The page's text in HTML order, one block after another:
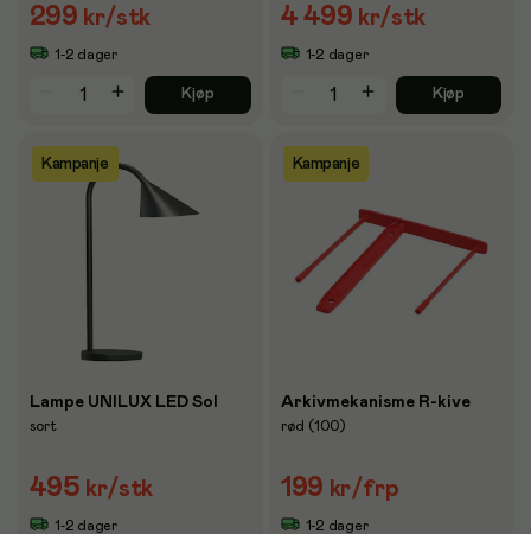
299 kr/stk
1-2 dager
Kjøp
4 499 kr/stk
1-2 dager
Kjøp
Kampanje
Lampe UNILUX LED Sol
sort
495 kr/stk
1-2 dager
Kampanje
Arkivmekanisme R-kive
rød (100)
199 kr/frp
1-2 dager